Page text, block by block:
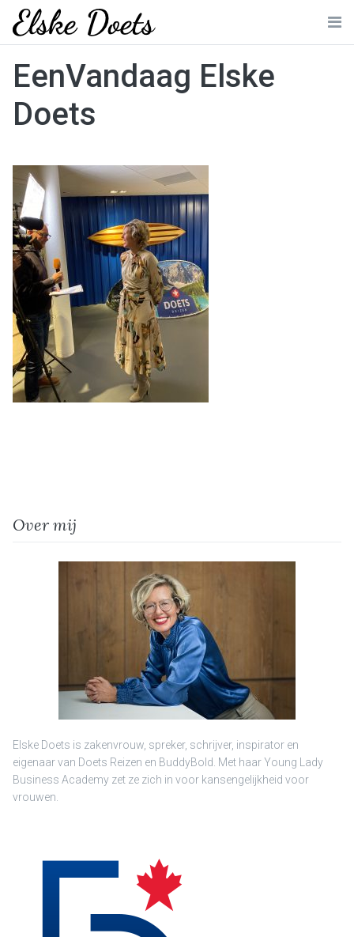
Skip
content
EenVandaag Elske
Doets
Over mij
Elske Doets is zakenvrouw, spreker, schrijver, inspirator en
eigenaar van Doets Reizen en BuddyBold. Met haar Young Lady
Business Academy zet ze zich in voor kansengelijkheid voor
vrouwen.